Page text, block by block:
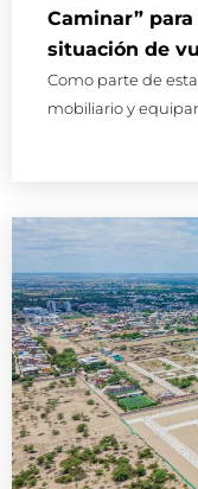
Caminar”
situación de
Como parte de
mobiliario y